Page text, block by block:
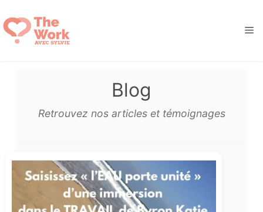
au
contenu
Blog
Retrouvez nos articles et témoignages